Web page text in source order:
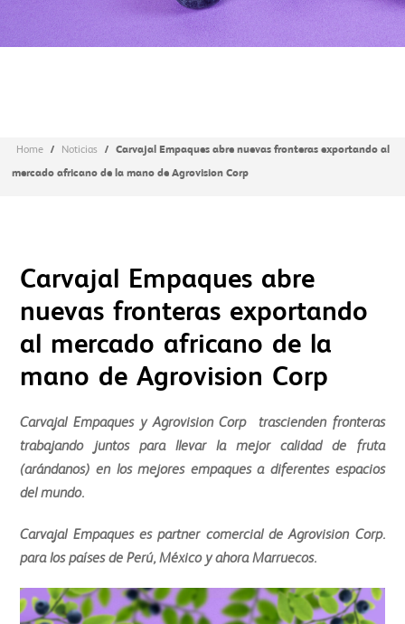
Home / Noticias / Carvajal Empaques abre nuevas fronteras exportando al
mercado africano de la mano de Agrovision Corp
Carvajal Empaques abre
nuevas fronteras exportando
al mercado africano de la
mano de Agrovision Corp
Carvajal Empaques y Agrovision Corp trascienden fronteras
trabajando juntos para llevar la mejor calidad de fruta
(arándanos) en los mejores empaques a diferentes espacios
del mundo.
Carvajal Empaques es partner comercial de Agrovision Corp.
para los países de Perú, México y ahora Marruecos.